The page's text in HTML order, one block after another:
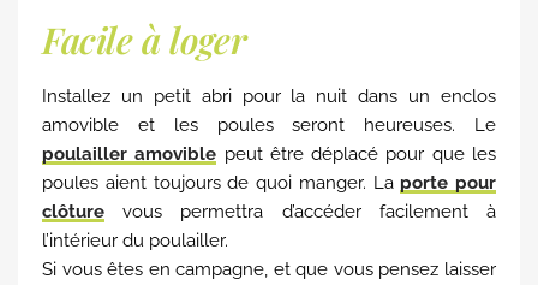
Facile à loger
Installez un petit abri pour la nuit dans un enclos
amovible et les poules seront heureuses. Le
poulailler amovible peut être déplacé pour que les
poules aient toujours de quoi manger. La porte pour
clôture vous permettra d’accéder facilement à
l’intérieur du poulailler.
Si vous êtes en campagne, et que vous pensez laisser